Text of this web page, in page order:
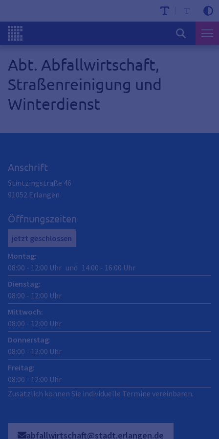
Abt. Abfallwirtschaft,
Straßenreinigung und
Winterdienst
Anschrift
Stintzingstraße 46
91052 Erlangen
Öffnungszeiten
jetzt geschlossen
Montag:
08:00 - 12:00 Uhr und 14:00 - 16:00 Uhr
Dienstag:
08:00 - 12:00 Uhr
Mittwoch:
08:00 - 12:00 Uhr
Donnerstag:
08:00 - 12:00 Uhr
Freitag:
08:00 - 12:00 Uhr
Zusätzlich können Sie individuelle Termine vereinbaren.
abfallwirtschaft@stadt.erlangen.de